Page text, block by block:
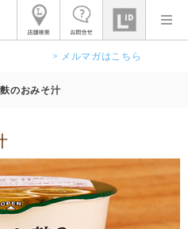
> メルマガはこちら
のおみそ汁